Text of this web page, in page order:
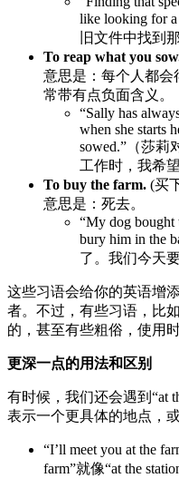
like looking for
旧文件中找到
To reap what you
意思是：每个人都会
常带有点负面含义。
“Sally has
when she starts
sowed.”（莎
工作时，我希
To buy the farm. (买
意思是：死去。
“My dog bought
bury him in the
了。我们今天
这些习语会给你的英语增
者。不过，有些习语，比
的，甚至有些粗俗，使用
更深一点的用法和区别
有时候，我们还会遇到“at
表示一个更具体的地点，
“I’ll meet you at the
farm”就像“at the